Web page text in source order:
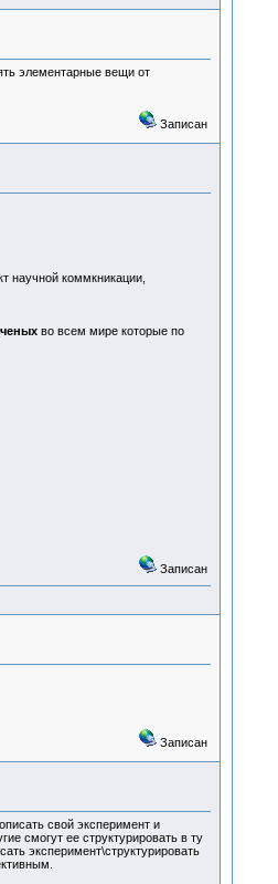
элементарные вещи от
Записан
научной коммкникации,
во всем мире которые по
Записан
Записан
свой эксперимент и
смогут ее структурировать в ту
эксперимент\структурировать